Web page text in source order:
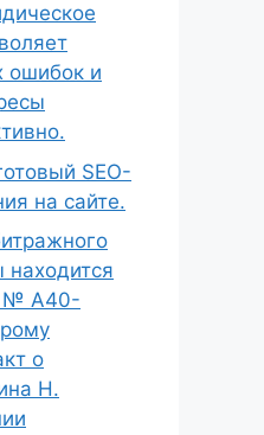
ошибок и
SEO-
на сайте.
находится
№ А40-
о
Н.